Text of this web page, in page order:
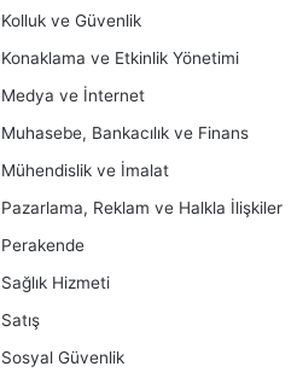
Kolluk ve Güvenlik
Konaklama ve Etkinlik Yönetimi
Medya ve İnternet
Muhasebe, Bankacılık ve Finans
Mühendislik ve İmalat
Pazarlama, Reklam ve Halkla İlişkiler
Perakende
Sağlık Hizmeti
Satış
Sosyal Güvenlik